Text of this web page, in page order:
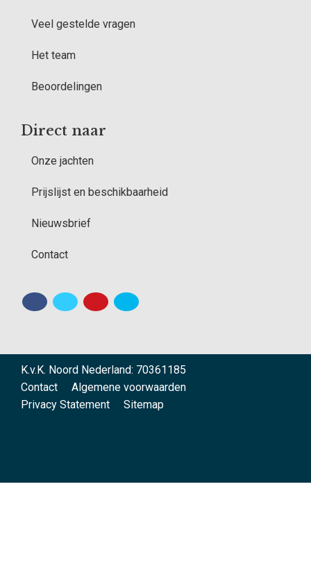
Veel gestelde vragen
Het team
Beoordelingen
Direct naar
Onze jachten
Prijslijst en beschikbaarheid
Nieuwsbrief
Contact
K.v.K. Noord Nederland: 70361185
Contact
Algemene voorwaarden
Privacy Statement
Sitemap